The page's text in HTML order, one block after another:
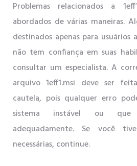
Problemas relacionados a
abordados de várias maneiras.
destinados apenas para usuários
não tem confiança em suas
consultar um especialista. A
arquivo 1eff1.msi deve ser
cautela, pois qualquer erro
sistema instável ou
adequadamente. Se você
necessárias, continue.